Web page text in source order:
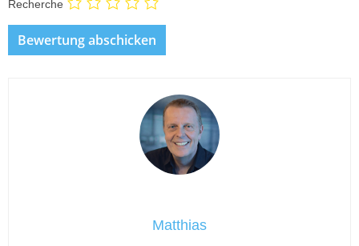
Recherche
Matthias